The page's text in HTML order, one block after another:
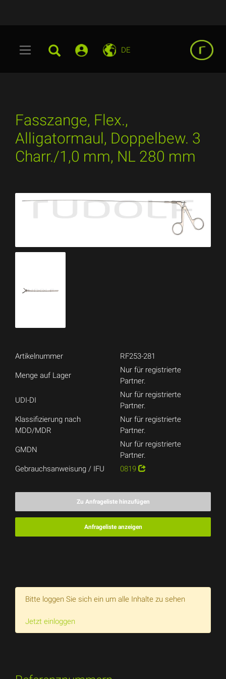
DE
Fasszange, Flex.,
Alligatormaul, Doppelbew. 3
Charr./1,0 mm, NL 280 mm
Artikelnummer RF253-281
Menge auf Lager
Nur für registrierte
Partner.
UDI-DI
Nur für registrierte
Partner.
Klassifizierung nach
MDD/MDR
Nur für registrierte
Partner.
GMDN
Nur für registrierte
Partner.
Gebrauchsanweisung / IFU
0819
Zu Anfrageliste hinzufügen
Anfrageliste anzeigen
Bitte loggen Sie sich ein um alle Inhalte zu sehen
Jetzt einloggen